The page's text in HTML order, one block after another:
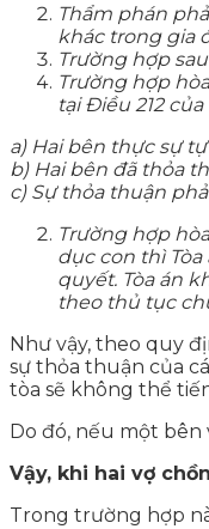
Thẩm phán
khác trong gia
Trường hợp
Trường hợp
tại Điều 212
a) Hai bên thực sự
b) Hai bên đã thỏa
c) Sự thỏa thuận
Trường hợp
dục con thì
quyết. Tòa án
theo thủ tục
Như vậy, theo quy
sự thỏa thuận của
tòa sẽ không thể
Do đó, nếu một
Vậy, khi hai vợ
Trong trường hợp